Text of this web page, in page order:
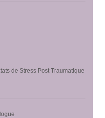
de Stress Post Traumatique